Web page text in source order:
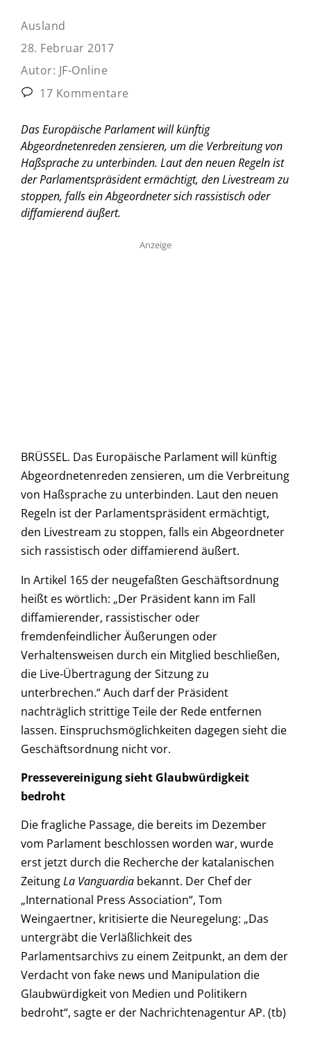
Ausland
28. Februar 2017
Autor: JF-Online
17 Kommentare
Das Europäische Parlament will künftig
Abgeordnetenreden zensieren, um die Verbreitung von
Haßsprache zu unterbinden. Laut den neuen Regeln ist
der Parlamentspräsident ermächtigt, den Livestream zu
stoppen, falls ein Abgeordneter sich rassistisch oder
diffamierend äußert.
Anzeige
BRÜSSEL. Das Europäische Parlament will künftig
Abgeordnetenreden zensieren, um die Verbreitung
von Haßsprache zu unterbinden. Laut den neuen
Regeln ist der Parlamentspräsident ermächtigt,
den Livestream zu stoppen, falls ein Abgeordneter
sich rassistisch oder diffamierend äußert.
In Artikel 165 der neugefaßten Geschäftsordnung
heißt es wörtlich: „Der Präsident kann im Fall
diffamierender, rassistischer oder
fremdenfeindlicher Äußerungen oder
Verhaltensweisen durch ein Mitglied beschließen,
die Live-Übertragung der Sitzung zu
unterbrechen.“ Auch darf der Präsident
nachträglich strittige Teile der Rede entfernen
lassen. Einspruchsmöglichkeiten dagegen sieht die
Geschäftsordnung nicht vor.
Pressevereinigung sieht Glaubwürdigkeit
bedroht
Die fragliche Passage, die bereits im Dezember
vom Parlament beschlossen worden war, wurde
erst jetzt durch die Recherche der katalanischen
ZeitungLa Vanguardia bekannt. Der Chef der
„International Press Association“, Tom
Weingaertner, kritisierte die Neuregelung: „Das
untergräbt die Verläßlichkeit des
Parlamentsarchivs zu einem Zeitpunkt, an dem der
Verdacht von fake news und Manipulation die
Glaubwürdigkeit von Medien und Politikern
bedroht“, sagte er der Nachrichtenagentur AP. (tb)